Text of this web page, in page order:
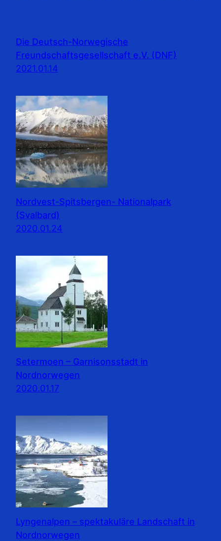
Die Deutsch-Norwegische
Freundschaftsgesellschaft e.V. (DNF)
2021.01.14
Nordvest-Spitsbergen- Nationalpark
(Svalbard)
2020.01.24
Setermoen – Garnisonsstadt in
Nordnorwegen
2020.01.17
Lyngenalpen – spektakuläre Landschaft in
Nordnorwegen